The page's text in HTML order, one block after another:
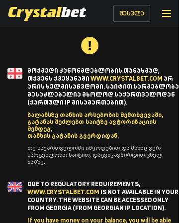
შესვლა
ᲛᲝᲥᲛᲔᲓᲘ ᲙᲐᲜᲝᲜᲛᲓᲔᲑᲚᲝᲑᲘᲡ ᲗᲐᲜᲐᲮᲛᲐᲓ,
ᲗᲥᲕᲔᲜᲡ ᲥᲕᲔᲧᲐᲜᲐᲨᲘWWW.CRYSTALBET.COMᲐᲠ
ᲐᲠᲘᲡ ᲮᲔᲚᲛᲘᲡᲐᲬᲕᲓᲝᲛᲘ. ᲡᲐᲘᲢᲘᲗ ᲡᲐᲠᲒᲔᲑᲚᲝᲑᲐ
ᲨᲔᲡᲐᲫᲚᲔᲑᲔᲚᲘᲐ ᲛᲮᲝᲚᲝᲓ ᲡᲐᲥᲐᲠᲗᲕᲔᲚᲝᲓᲐᲜ
(ᲥᲐᲠᲗᲣᲚᲘ IP ᲛᲘᲡᲐᲛᲐᲠᲗᲔᲑᲘᲗ).
ბალანსზე თანხის არსებობის შემთხვევაში,
გატანას შეძლებთ საიტზე ავტორიზაციის
შემდეგ,
თანხის გატანის გვერდიდან.
თუ საქართველოში იმყოფებით და მაინც ვერ
სარგებლობთ საიტით, დაგვიკავშირდით ცხელ
ხაზზე.
DUE TO REGULATORY REQUIREMENTS,
WWW.CRYSTALBET.COM IS NOT AVAILABLE IN YOUR
COUNTRY. THE WEBSITE CAN BE ACCESSED ONLY
FROM GEORGIA (FROM GEORGIAN IP LOCATION).
If you have money on your balance, you will be able